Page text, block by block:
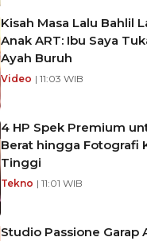
Kisah Masa Lalu Bahlil
Anak ART: Ibu Saya
Ayah Buruh
Video | 11:03 WIB
4 HP Spek Premium
Berat hingga Fotografi
Tinggi
Tekno | 11:01 WIB
Studio Passione Garap